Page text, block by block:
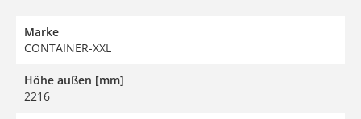
Marke
CONTAINER-XXL
Höhe außen [mm]
2216